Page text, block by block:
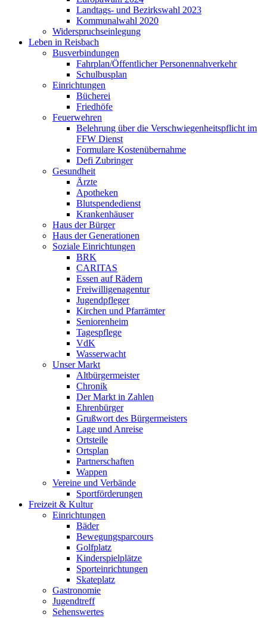
Landtags- und Bezirkswahl 2023
Kommunalwahl 2020
Widerspruchseinlegung
Leben in Reisbach
Busverbindungen
Fahrplan/Öffentlicher Personennahverkehr
Schulbusplan
Einrichtungen
Bücherei
Friedhöfe
Feuerwehren
Belehrung über die Verschwiegenheitspflicht im
FFW Dienst
Formulare Kostenübernahme
Defi Zubringer
Gesundheit
Ärzte
Apotheken
Blutspendedienst
Krankenhäuser
Haus der Bürger
Haus der Generationen
Soziale Einrichtungen
BRK
CARITAS
Essen auf Rädern
Freiwilligenagentur
Jugendpfleger
Kirchen und Pfarrämter
Seniorenheim
Tagespflege
VdK
Wasserwacht
Unser Markt
Altbürgermeister
Chronik
Der Markt in Zahlen
Ehrenbürger
Grußwort des Bürgermeisters
Lage und Anreise
Ortsteile
Ortsplan
Partnerschaften
Wappen
Vereine und Verbände
Sportförderungen
Freizeit & Kultur
Einrichtungen
Bäder
Bewegungsparcours
Golfplatz
Kinderspielplätze
Sporteinrichtungen
Skateplatz
Gastronomie
Jugendtreff
Sehenswertes